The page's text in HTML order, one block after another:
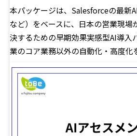
本パッケージは、Salesforceの最新
など）をベースに、日本の営業現場
決するための早期効果実感型AI導入
業のコア業務以外の自動化・高度化